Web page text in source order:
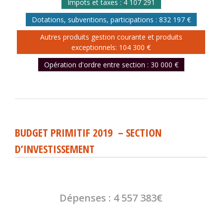
Impots et taxes : 4 107 291
Dotations, subventions, participations : 832 197 €
Autres produits gestion courante et produits
exceptionnels: 104 300 €
Opération d'ordre entre section : 30 000 €
BUDGET PRIMITIF 2019 – SECTION
D’INVESTISSEMENT
Dépenses : 4 557 383€